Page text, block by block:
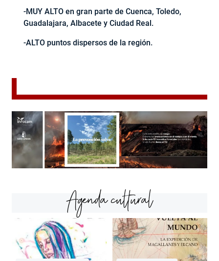
-MUY ALTO en gran parte de Cuenca, Toledo,
Guadalajara, Albacete y Ciudad Real.
-ALTO puntos dispersos de la región.
Agenda cultural